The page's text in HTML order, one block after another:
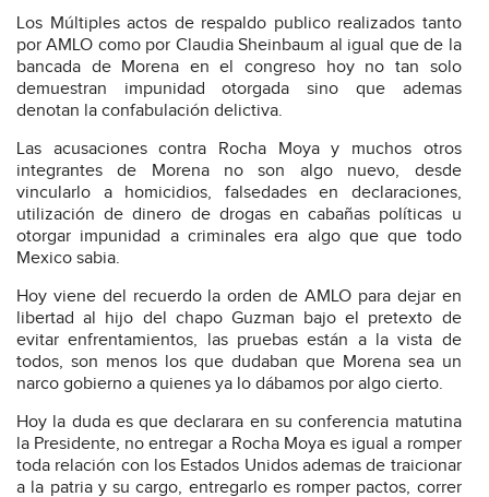
Los Múltiples actos de respaldo publico realizados tanto
por AMLO como por Claudia Sheinbaum al igual que de la
bancada de Morena en el congreso hoy no tan solo
demuestran impunidad otorgada sino que ademas
denotan la confabulación delictiva.
Las acusaciones contra Rocha Moya y muchos otros
integrantes de Morena no son algo nuevo, desde
vincularlo a homicidios, falsedades en declaraciones,
utilización de dinero de drogas en cabañas políticas u
otorgar impunidad a criminales era algo que que todo
Mexico sabia.
Hoy viene del recuerdo la orden de AMLO para dejar en
libertad al hijo del chapo Guzman bajo el pretexto de
evitar enfrentamientos, las pruebas están a la vista de
todos, son menos los que dudaban que Morena sea un
narco gobierno a quienes ya lo dábamos por algo cierto.
Hoy la duda es que declarara en su conferencia matutina
la Presidente, no entregar a Rocha Moya es igual a romper
toda relación con los Estados Unidos ademas de traicionar
a la patria y su cargo, entregarlo es romper pactos, correr